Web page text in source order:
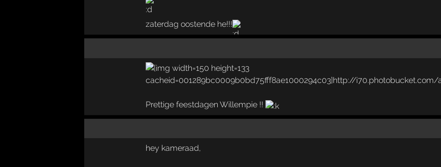
zaterdag oostende he!!!
Prettige feestdagen Willempie !!
hey kameraad,